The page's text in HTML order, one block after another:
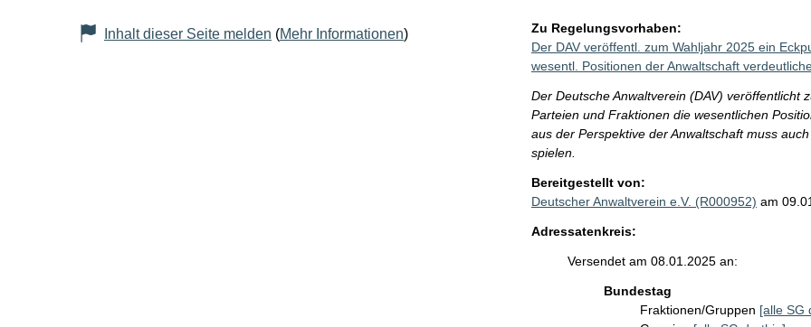
Inhalt dieser Seite melden (Mehr Informationen)
Zu Regelungsvorhaben:
Der DAV veröffentl. zum Wahljahr 2025 ein
wesentl. Positionen der Anwaltschaft
Der Deutsche Anwaltverein (DAV) veröffentlicht
Parteien und Fraktionen die wesentlichen
aus der Perspektive der Anwaltschaft muss
spielen.
Bereitgestellt von:
Deutscher Anwaltverein e.V. (R000952) am
Adressatenkreis:
Versendet am 08.01.2025 an:
Bundestag
Fraktionen/Gruppen [alle SG